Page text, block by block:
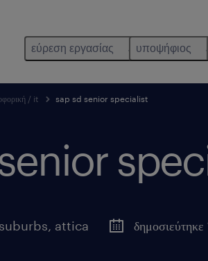
εύρεση εργασίας υποψήφιος
/ it sap sd senior specialist
, attica